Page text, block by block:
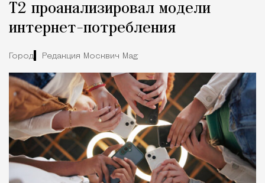
Т2 проанализировал модели
интернет-потребления
Город Редакция Москвич Mag